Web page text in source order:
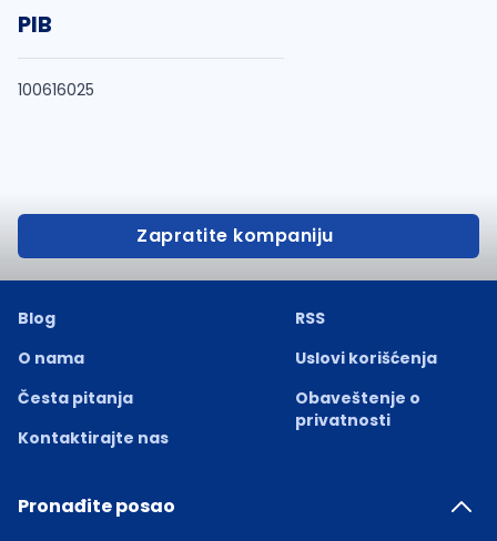
PIB
100616025
Zapratite kompaniju
Blog
O nama
Česta pitanja
Kontaktirajte nas
RSS
Uslovi korišćenja
Obaveštenje o
privatnosti
Pronađite posao